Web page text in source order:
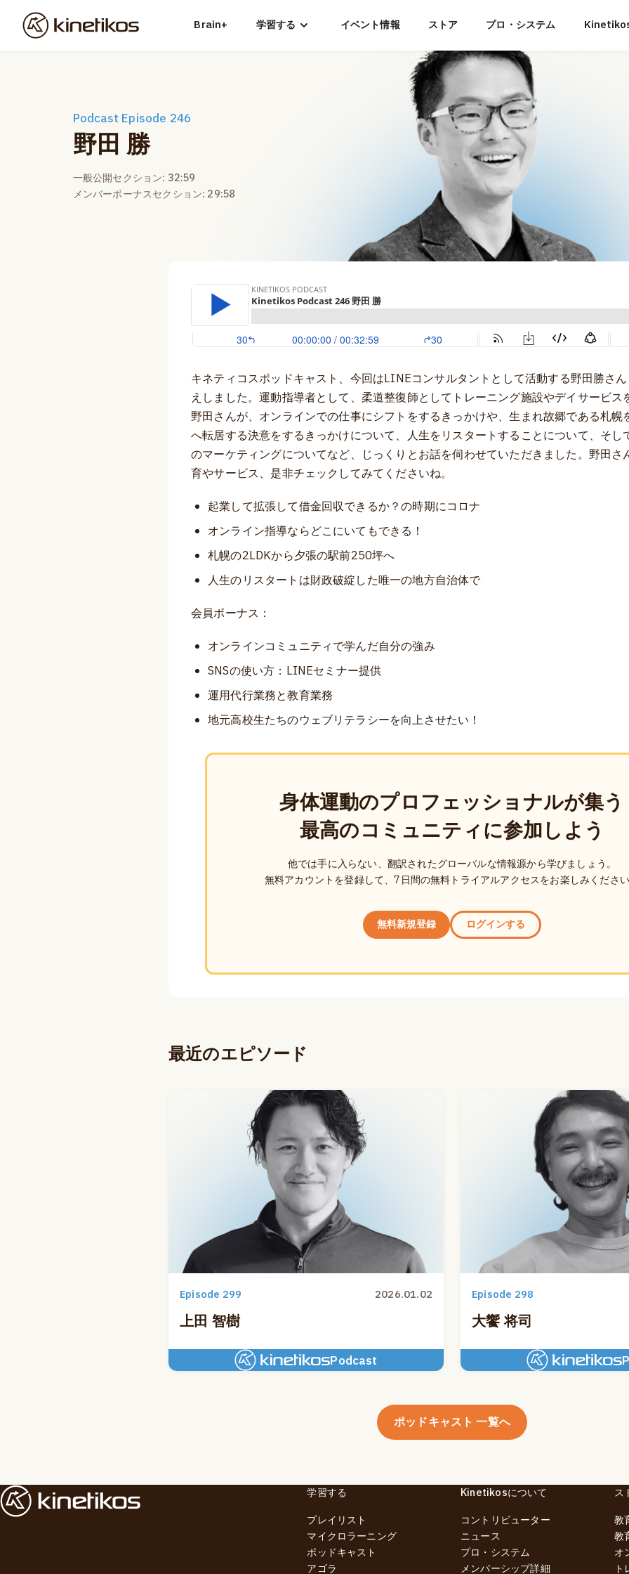
Brain+ 学習する イベント情報 ストア プロ・システム
Podcast Episode 246
野田 勝
一般公開セクション: 32:59
メンバーボーナスセクション: 29:58
キネティコスポッドキャスト、今回はLINEコンサルタントとして活動する野田勝さ
えしました。運動指導者として、柔道整復師としてトレーニング施設やデイサービス
野田さんが、オンラインでの仕事にシフトをするきっかけや、生まれ故郷である札幌
へ転居する決意をするきっかけについて、人生をリスタートすることについて、そし
のマーケティングについてなど、じっくりとお話を伺わせていただきました。野田さ
育やサービス、是非チェックしてみてくださいね。
起業して拡張して借金回収できるか？の時期にコロナ
オンライン指導ならどこにいてもできる！
札幌の2LDKから夕張の駅前250坪へ
人生のリスタートは財政破綻した唯一の地方自治体で
会員ボーナス：
オンラインコミュニティで学んだ自分の強み
SNSの使い方：LINEセミナー提供
運用代行業務と教育業務
地元高校生たちのウェブリテラシーを向上させたい！
身体運動のプロフェッショナルが集う
最高のコミュニティに参加しよう
他では手に入らない、翻訳されたグローバルな情報源から学びましょう。
無料アカウントを登録して、7日間の無料トライアルアクセスをお楽しみくださ
無料新規登録 ログインする
最近のエピソード
Episode 299 2026.01.02
上田 智樹
Podcast
Episode 298
大饗 将司
ポッドキャスト 一覧へ
学習する
プレイリスト
マイクロラーニング
ポッドキャスト
アゴラ
Kinetikosについて
コントリビューター
ニュース
プロ・システム
メンバーシップ詳細
ス
教
教
オ